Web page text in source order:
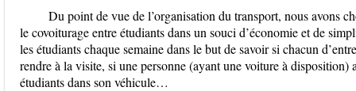
Du point de vue de l’organisation du transport, nous avons
le covoiturage entre étudiants dans un souci d’économie et de
les étudiants chaque semaine dans le but de savoir si chacun
rendre à la visite, si une personne (ayant une voiture à
étudiants dans son véhicule…